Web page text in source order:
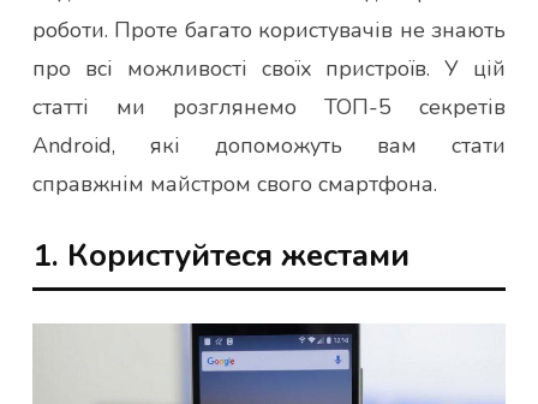
роботи. Проте багато користувачів не знають
про всі можливості своїх пристроїв. У цій
статті ми розглянемо ТОП-5 секретів
Android, які допоможуть вам стати
справжнім майстром свого смартфона.
1. Користуйтеся жестами